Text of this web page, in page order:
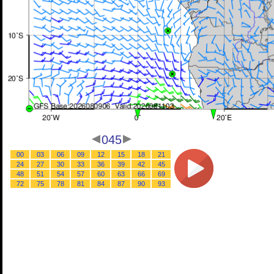
045
00 03 06 09 12 15 18
21
24
27 30 33 36 39 42
45
48
51 54 57 60 63 66
69
72
75 78 81 84 87 90 93